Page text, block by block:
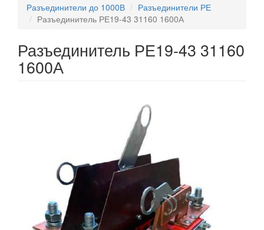
Разъединители до 1000В
Разъединители РЕ
Разъединитель РЕ19-43 31160 1600А
Разъединитель РЕ19-43 31160
1600А